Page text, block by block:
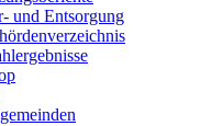
und Entsorgung